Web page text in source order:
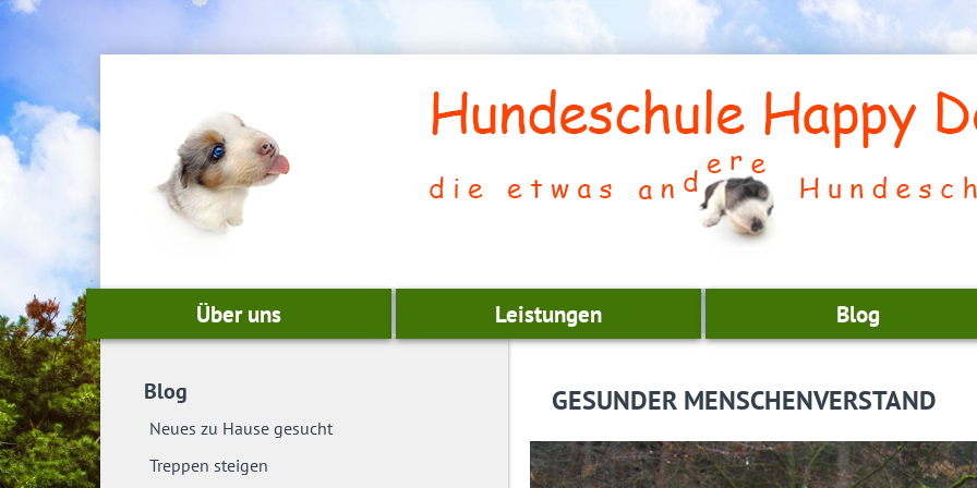
Über uns Leistungen Blog
Blog
Neues zu Hause gesucht
Treppen steigen
GESUNDER MENSCHENVERSTAND